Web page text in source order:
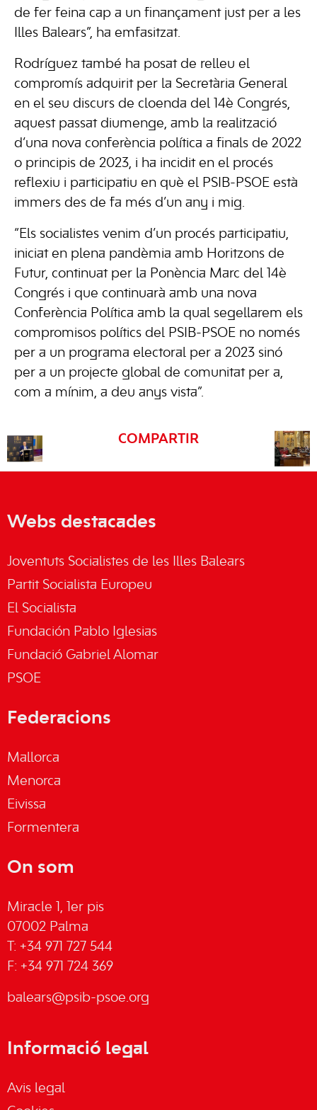
de fer feina cap a un finançament just per a les
Illes Balears”, ha emfasitzat.
Rodríguez també ha posat de relleu el
compromís adquirit per la Secretària General
en el seu discurs de cloenda del 14è Congrés,
aquest passat diumenge, amb la realització
d’una nova conferència política a finals de 2022
o principis de 2023, i ha incidit en el procés
reflexiu i participatiu en què el PSIB-PSOE està
immers des de fa més d’un any i mig.
“Els socialistes venim d’un procés participatiu,
iniciat en plena pandèmia amb Horitzons de
Futur, continuat per la Ponència Marc del 14è
Congrés i que continuarà amb una nova
Conferència Política amb la qual segellarem els
compromisos polítics del PSIB-PSOE no només
per a un programa electoral per a 2023 sinó
per a un projecte global de comunitat per a,
com a mínim, a deu anys vista”.
COMPARTIR
Webs destacades
Joventuts Socialistes de les Illes Balears
Partit Socialista Europeu
El Socialista
Fundación Pablo Iglesias
Fundació Gabriel Alomar
PSOE
Federacions
Mallorca
Menorca
Eivissa
Formentera
On som
Miracle 1, 1er pis
07002 Palma
T: +34 971 727 544
F: +34 971 724 369
balears@psib-psoe.org
Informació legal
Avis legal